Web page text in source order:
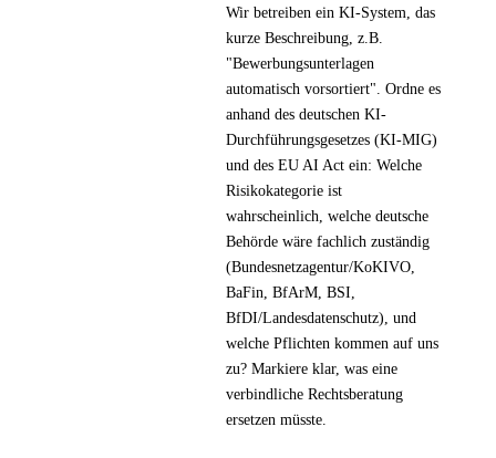
Wir betreiben ein KI-System, das
kurze Beschreibung, z.B.
"Bewerbungsunterlagen
automatisch vorsortiert" . Ordne es
anhand des deutschen KI-
Durchführungsgesetzes (KI-MIG)
und des EU AI Act ein: Welche
Risikokategorie ist
wahrscheinlich, welche deutsche
Behörde wäre fachlich zuständig
(Bundesnetzagentur/KoKIVO,
BaFin, BfArM, BSI,
BfDI/Landesdatenschutz), und
welche Pflichten kommen auf uns
zu? Markiere klar, was eine
verbindliche Rechtsberatung
ersetzen müsste.